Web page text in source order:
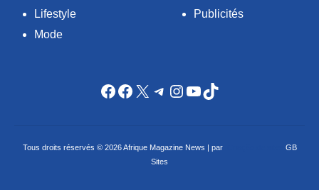
Lifestyle
Mode
Publicités
Facebook
Facebook
X Telegram
Instagram
YouTube
TikTok
Tous droits réservés © 2026 Afrique Magazine News | par
GB
Sites